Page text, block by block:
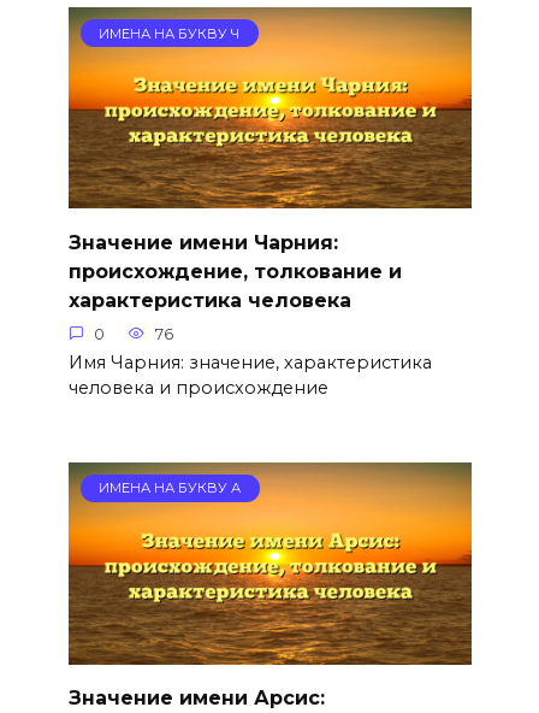
ИМЕНА НА БУКВУ Ч
Значение имени Чарния:
происхождение, толкование и
характеристика человека
0 76
Имя Чарния: значение, характеристика
человека и происхождение
ИМЕНА НА БУКВУ А
Значение имени Арсис: